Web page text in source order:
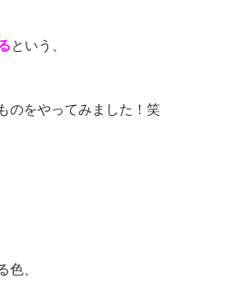
という、
のをやってみました！笑
色、